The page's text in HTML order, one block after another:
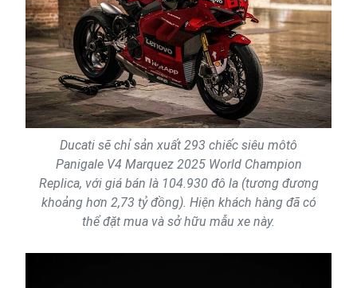
Ducati sẽ chỉ sản xuất 293 chiếc siêu môtô
Panigale V4 Marquez 2025 World Champion
Replica, với giá bán là 104.930 đô la (tương đương
khoảng hơn 2,73 tỷ đồng). Hiện khách hàng đã có
thể đặt mua và sở hữu mẫu xe này.